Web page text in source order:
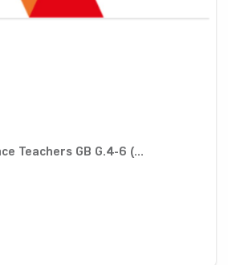
Teachers GB G.4-6 (...